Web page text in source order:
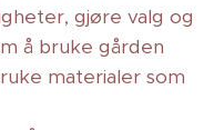
gjøre valg og
å bruke gården
materialer som